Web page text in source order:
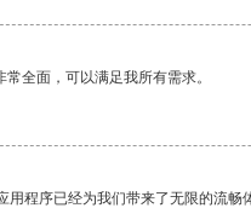
全面，可以满足我所有需求。
用程序已经为我们带来了无限的流畅